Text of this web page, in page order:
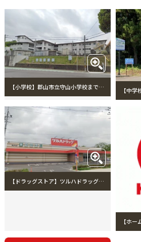
【小学校】郡山市立守山小学校まで1250m 郡山市立守山小学校
【ドラッグストア】ツルハドラッグ郡山守山店まで1125m ツルハドラッグ郡山守山店